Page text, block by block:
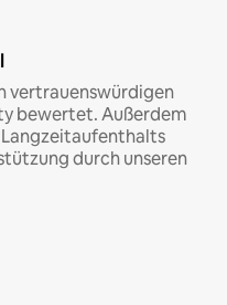
vertrauenswürdigen
bewertet. Außerdem
durch unseren